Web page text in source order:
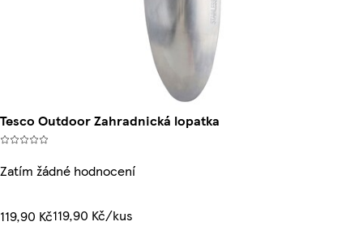
Tesco Outdoor Zahradnická lopatka
Zatím žádné hodnocení
119,90 Kč119,90 Kč/kus